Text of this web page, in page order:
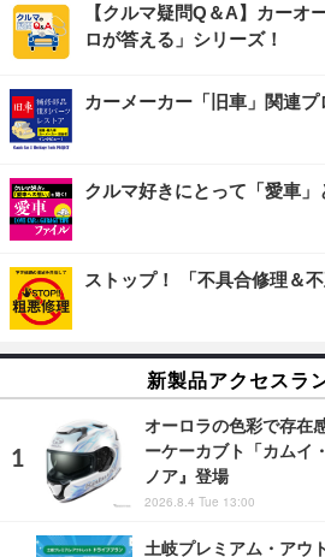
【クルマ疑問Q＆A】カーオ
ロが答える」シリーズ！
カーメーカー「旧車」関連
クルマ好きにとって「愛車」
ストップ！ 「不具合修理＆
新製品アクセスラ
オーロラの色彩で存在
ーケーカブト「カムイ
ノア』登場
2026.8.4 Tue 13:00
土岐プレミアム・アウ